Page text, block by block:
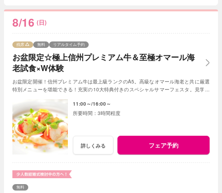
8/16 (日)
お盆限定☆極上信州プレミアム牛＆至極オマール海
老試食×W体験
残席 無料 リアルタイム予約
お盆限定開催！信州プレミアム牛は最上級ランクのA5。高級なオマール海老と共に厳選
特別メニューを堪能できる！充実の10大特典付きのスペシャルサマーフェスタ。見学＆
11:00～ 16:00～
3時間程度
詳しくみる フェア予約
無料